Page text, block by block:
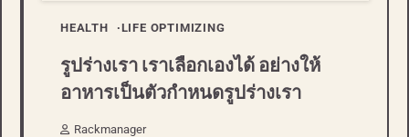
HEALTH LIFE OPTIMIZING
รูปร่างเรา เราเลือกเองได้ อย่างให้
อาหารเป็นตัวกำหนดรูปร่างเรา
Rackmanager